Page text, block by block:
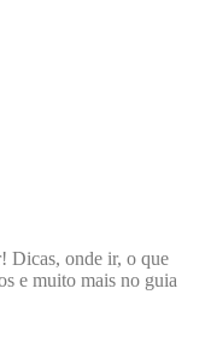
Dicas, onde ir, o que
e muito mais no guia